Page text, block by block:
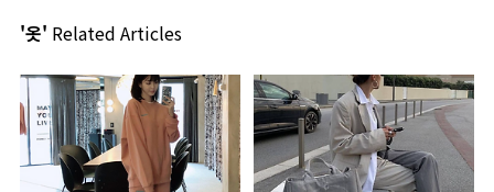
'옷' Related Articles